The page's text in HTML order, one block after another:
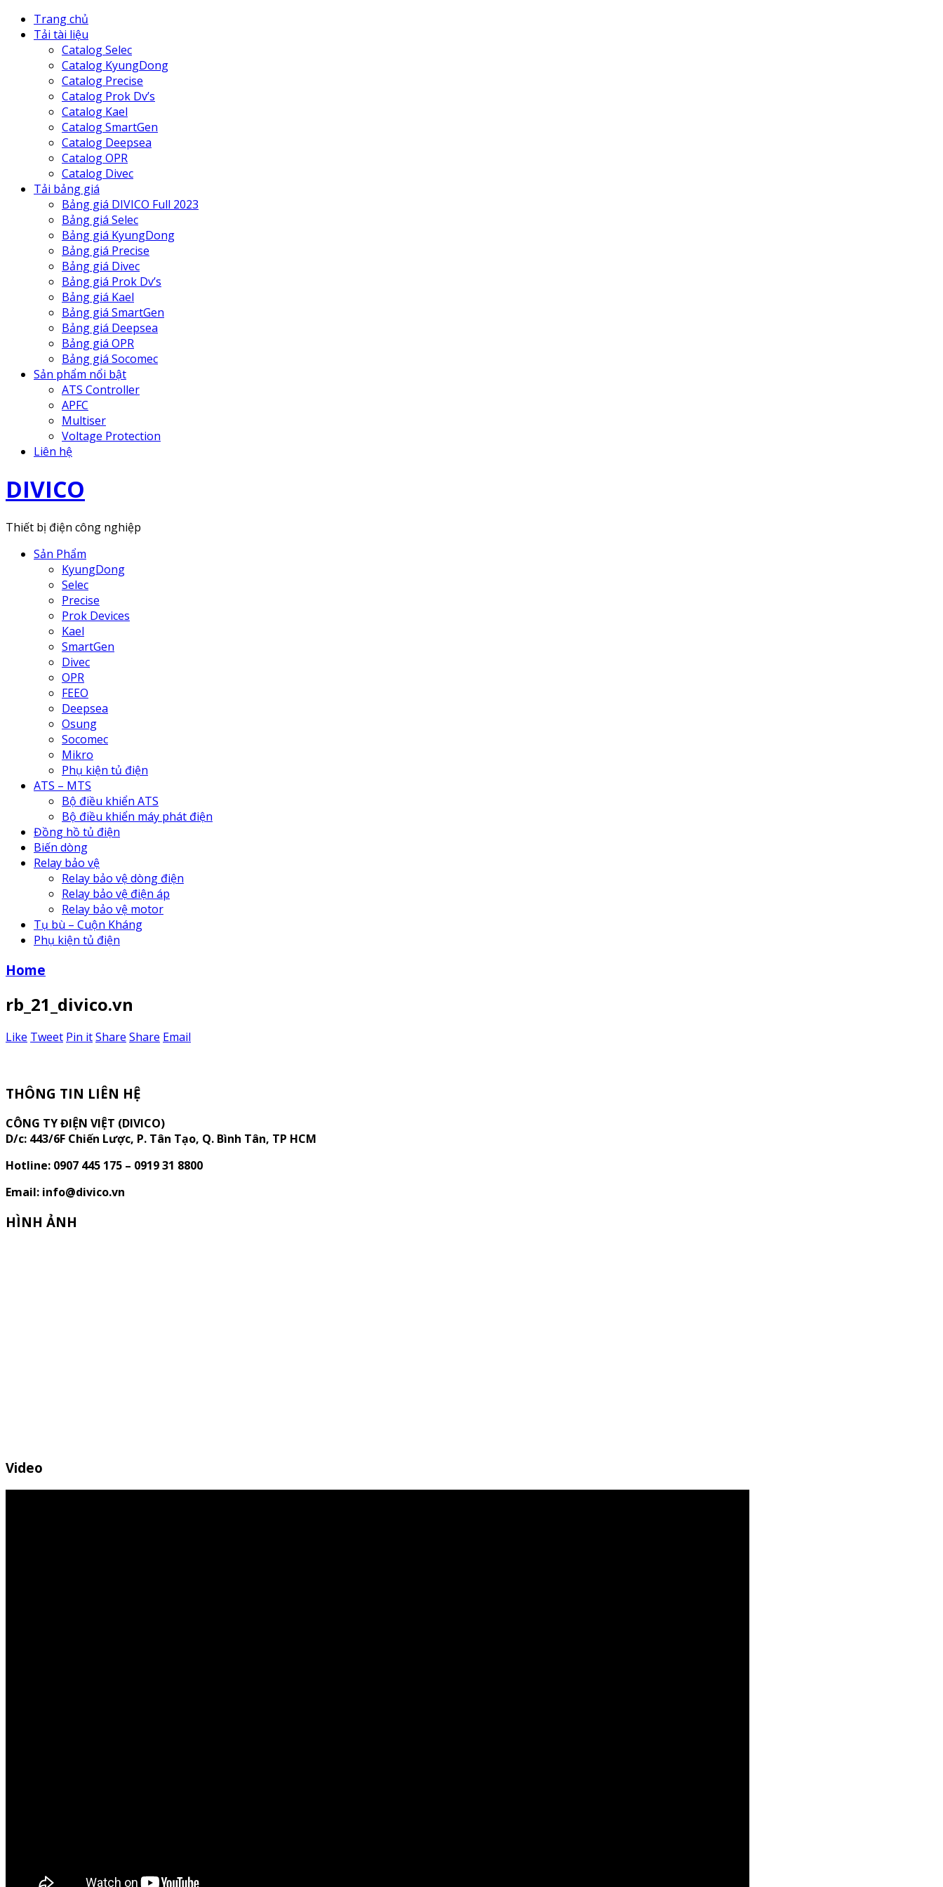
Trang chủ
Tải tài liệu
Catalog Selec
Catalog KyungDong
Catalog Precise
Catalog Prok Dv’s
Catalog Kael
Catalog SmartGen
Catalog Deepsea
Catalog OPR
Catalog Divec
Tải bảng giá
Bảng giá DIVICO Full 2023
Bảng giá Selec
Bảng giá KyungDong
Bảng giá Precise
Bảng giá Divec
Bảng giá Prok Dv’s
Bảng giá Kael
Bảng giá SmartGen
Bảng giá Deepsea
Bảng giá OPR
Bảng giá Socomec
Sản phẩm nổi bật
ATS Controller
APFC
Multiser
Voltage Protection
Liên hệ
DIVICO
Thiết bị điện công nghiệp
Sản Phẩm
KyungDong
Selec
Precise
Prok Devices
Kael
SmartGen
Divec
OPR
FEEO
Deepsea
Osung
Socomec
Mikro
Phụ kiện tủ điện
ATS – MTS
Bộ điều khiển ATS
Bộ điều khiển máy phát điện
Đồng hồ tủ điện
Biến dòng
Relay bảo vệ
Relay bảo vệ dòng điện
Relay bảo vệ điện áp
Relay bảo vệ motor
Tụ bù – Cuộn Kháng
Phụ kiện tủ điện
Home
rb_21_divico.vn
Like Tweet Pin itShare Share Email
THÔNG TIN LIÊN HỆ
CÔNG TY ĐIỆN VIỆT (DIVICO)
D/c: 443/6F Chiến Lược, P. Tân Tạo, Q. Bình Tân, TP HCM
Hotline: 0907 445 175 – 0919 31 8800
Email: info@divico.vn
HÌNH ẢNH
Video